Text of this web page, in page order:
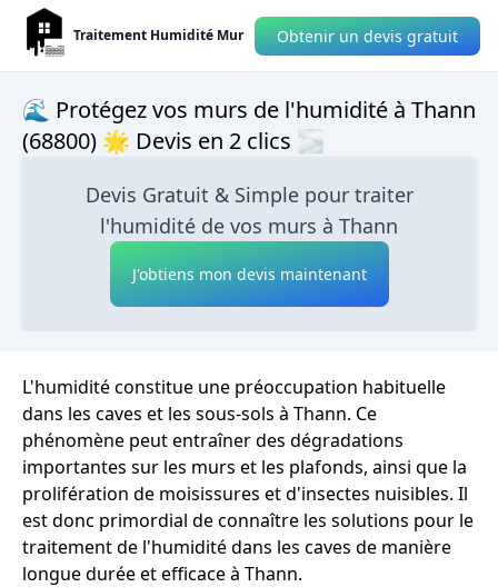
Traitement Humidité Mur Obtenir un devis gratuit
🌊 Protégez vos murs de l'humidité à Thann
(68800) 🌟 Devis en 2 clics 🌫
Devis Gratuit & Simple pour traiter
l'humidité de vos murs à Thann
J'obtiens mon devis maintenant
L'humidité constitue une préoccupation habituelle
dans les caves et les sous-sols à Thann. Ce
phénomène peut entraîner des dégradations
importantes sur les murs et les plafonds, ainsi que la
prolifération de moisissures et d'insectes nuisibles. Il
est donc primordial de connaître les solutions pour le
traitement de l'humidité dans les caves de manière
longue durée et efficace à Thann.